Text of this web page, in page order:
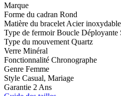
Marque
Forme du cadran Rond
Matière du bracelet Acier inoxydable
Type de fermoir Boucle Déployante
Type du mouvement Quartz
Verre Minéral
Fonctionnalité Chronographe
Genre Femme
Style Casual, Mariage
Garantie 2 Ans